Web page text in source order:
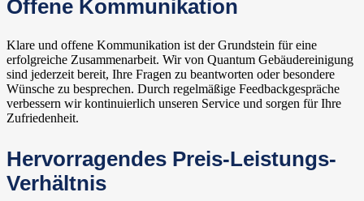
Offene Kommunikation
Klare und offene Kommunikation ist der Grundstein für eine
erfolgreiche Zusammenarbeit. Wir von Quantum Gebäudereinigung
sind jederzeit bereit, Ihre Fragen zu beantworten oder besondere
Wünsche zu besprechen. Durch regelmäßige Feedbackgespräche
verbessern wir kontinuierlich unseren Service und sorgen für Ihre
Zufriedenheit.
Hervorragendes Preis-Leistungs-
Verhältnis